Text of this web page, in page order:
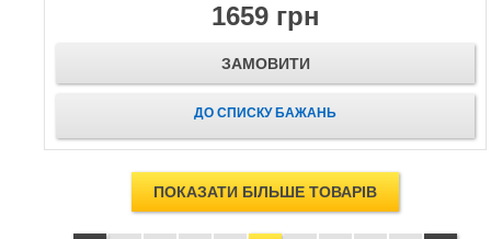
1659 грн
ЗАМОВИТИ
ДО СПИСКУ БАЖАНЬ
ПОКАЗАТИ БІЛЬШЕ ТОВАРІВ